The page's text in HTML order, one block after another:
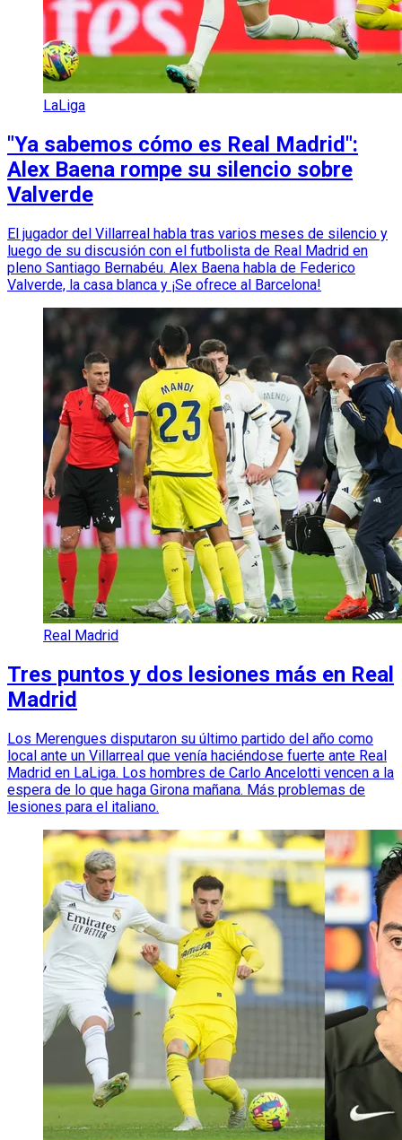
LaLiga
"Ya sabemos cómo es Real Madrid":
Alex Baena rompe su silencio sobre
Valverde
El jugador del Villarreal habla tras varios meses de silencio y
luego de su discusión con el futbolista de Real Madrid en
pleno Santiago Bernabéu. Alex Baena habla de Federico
Valverde, la casa blanca y ¡Se ofrece al Barcelona!
Real Madrid
Tres puntos y dos lesiones más en Real
Madrid
Los Merengues disputaron su último partido del año como
local ante un Villarreal que venía haciéndose fuerte ante Real
Madrid en LaLiga. Los hombres de Carlo Ancelotti vencen a la
espera de lo que haga Girona mañana. Más problemas de
lesiones para el italiano.